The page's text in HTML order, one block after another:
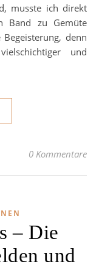
musste ich direkt
Band zu Gemüte
denn
und
0 Kommentare
– Die
und